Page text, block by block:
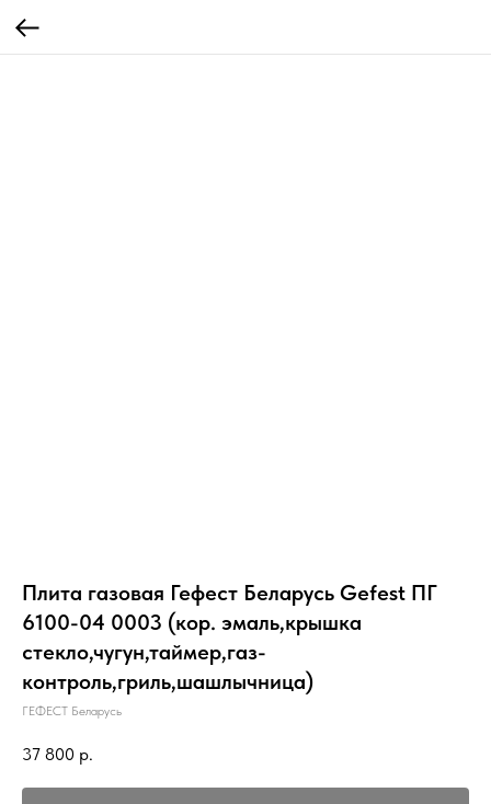
Плита газовая Гефест Беларусь Gefest ПГ
6100-04 0003 (кор. эмаль,крышка
стекло,чугун,таймер,газ-
контроль,гриль,шашлычница)
ГЕФЕСТ Беларусь
37 800 р.